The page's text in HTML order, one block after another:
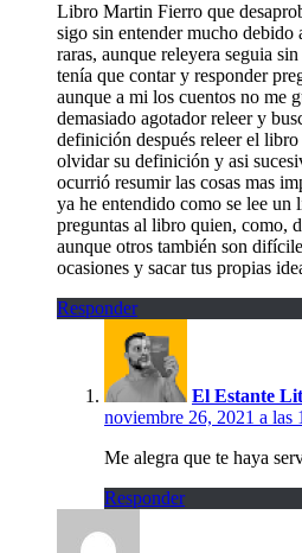
Libro Martin Fierro que
sigo sin entender mucho debido
raras, aunque releyera seguia
tenía que contar y responder
aunque a mi los cuentos no me
demasiado agotador releer y
definición después releer el
olvidar su definición y asi
ocurrió resumir las cosas mas
ya he entendido como se lee
preguntas al libro quien, como,
aunque otros también son
ocasiones y sacar tus propias
Responder
El Estante
noviembre 26, 2021 a las
Me alegra que te haya
Responder